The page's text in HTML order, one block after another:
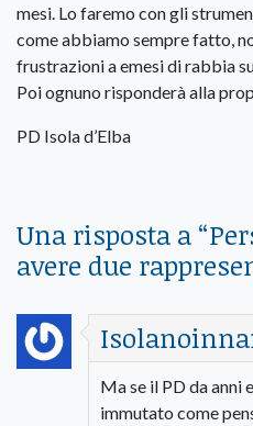
mesi. Lo faremo con gli
come abbiamo sempre fatto,
frustrazioni a emesi di rabbia
Poi ognuno risponderà alla
PD Isola d’Elba
Una risposta a “
avere due
Ma se il PD da anni e
immutato come